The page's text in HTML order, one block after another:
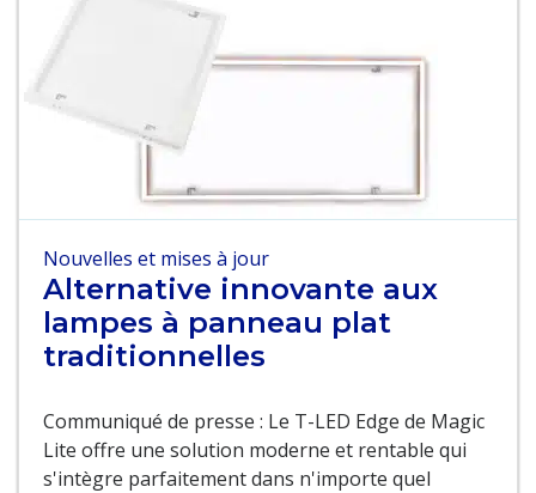
Nouvelles et mises à jour
Alternative innovante aux
lampes à panneau plat
traditionnelles
Communiqué de presse : Le T-LED Edge de Magic
Lite offre une solution moderne et rentable qui
s'intègre parfaitement dans n'importe quel